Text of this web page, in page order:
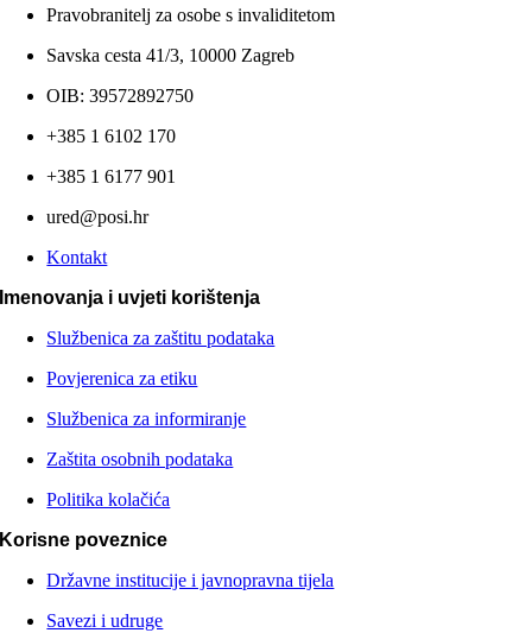
Pravobranitelj za osobe s invaliditetom
Savska cesta 41/3, 10000 Zagreb
OIB: 39572892750
+385 1 6102 170
+385 1 6177 901
ured@posi.hr
Kontakt
Imenovanja i uvjeti korištenja
Službenica za zaštitu podataka
Povjerenica za etiku
Službenica za informiranje
Zaštita osobnih podataka
Politika kolačića
Korisne poveznice
Državne institucije i javnopravna tijela
Savezi i udruge